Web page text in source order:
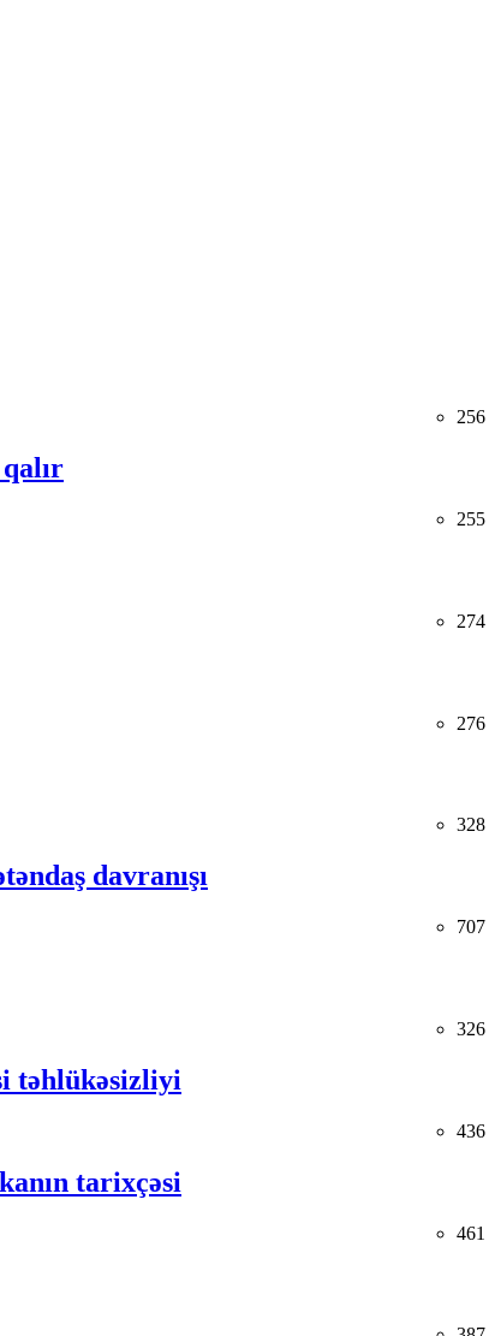
256
255
274
276
328
davranışı
707
326
təhlükəsizliyi
436
tarixçəsi
461